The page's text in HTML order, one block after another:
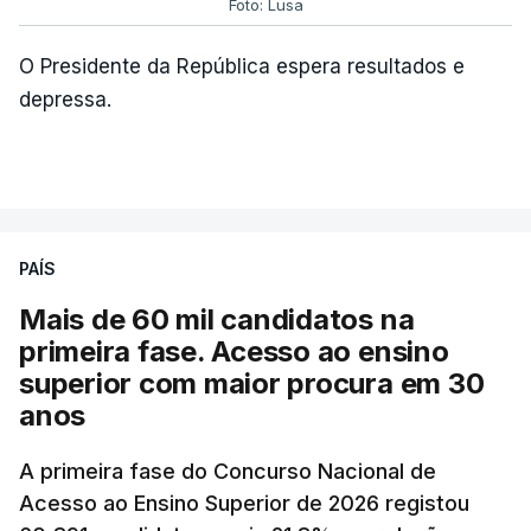
Foto: Lusa
O Presidente da República espera resultados e
depressa.
PAÍS
Mais de 60 mil candidatos na
primeira fase. Acesso ao ensino
superior com maior procura em 30
anos
A primeira fase do Concurso Nacional de
Acesso ao Ensino Superior de 2026 registou